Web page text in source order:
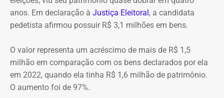
anos. Em declaração à Justiça Eleitoral, a candidata
pedetista afirmou possuir R$ 3,1 milhões em bens.
O valor representa um acréscimo de mais de R$ 1,5
milhão em comparação com os bens declarados por ela
em 2022, quando ela tinha R$ 1,6 milhão de patrimônio.
O aumento foi de 97%.